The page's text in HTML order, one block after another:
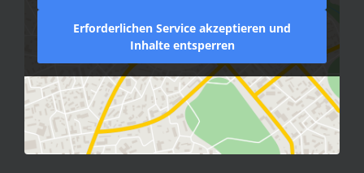
Erforderlichen Service akzeptieren und
Inhalte entsperren